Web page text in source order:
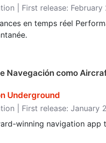
| First release: February
en temps réel
Navegación como
Underground
| First release: January
winning navigation